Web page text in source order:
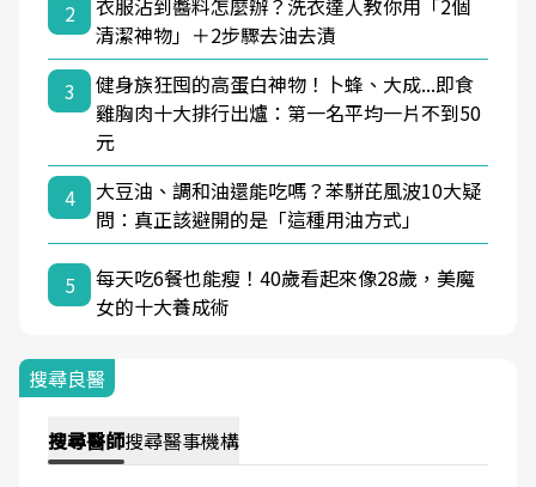
2
衣服沾到醬料怎麼辦？洗衣達人教你用「2個
清潔神物」＋2步驟去油去漬
3
健身族狂囤的高蛋白神物！卜蜂、大成...即食
雞胸肉十大排行出爐：第一名平均一片不到50
元
4
大豆油、調和油還能吃嗎？苯駢芘風波10大疑
問：真正該避開的是「這種用油方式」
5
每天吃6餐也能瘦！40歲看起來像28歲，美魔
女的十大養成術
搜尋良醫
搜尋醫師搜尋醫事機構